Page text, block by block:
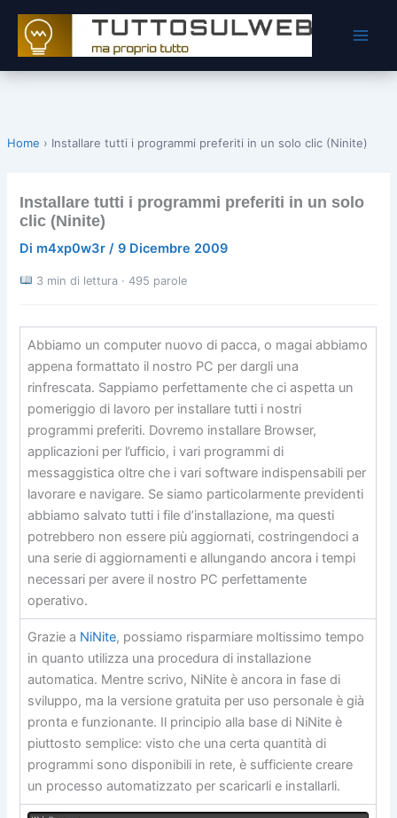
contenuto
Home › Installare tutti i programmi preferiti in un solo clic (Ninite)
Installare tutti i programmi preferiti in un solo
clic (Ninite)
Di m4xp0w3r/9 Dicembre 2009
3 min di lettura · 495 parole
Abbiamo un computer nuovo di pacca, o magai abbiamo
appena formattato il nostro PC per dargli una
rinfrescata. Sappiamo perfettamente che ci aspetta un
pomeriggio di lavoro per installare tutti i nostri
programmi preferiti. Dovremo installare Browser,
applicazioni per l’ufficio, i vari programmi di
messaggistica oltre che i vari software indispensabili per
lavorare e navigare. Se siamo particolarmente previdenti
abbiamo salvato tutti i file d’installazione, ma questi
potrebbero non essere più aggiornati, costringendoci a
una serie di aggiornamenti e allungando ancora i tempi
necessari per avere il nostro PC perfettamente
operativo.
Grazie a NiNite, possiamo risparmiare moltissimo tempo
in quanto utilizza una procedura di installazione
automatica. Mentre scrivo, NiNite è ancora in fase di
sviluppo, ma la versione gratuita per uso personale è già
pronta e funzionante. Il principio alla base di NiNite è
piuttosto semplice: visto che una certa quantità di
programmi sono disponibili in rete, è sufficiente creare
un processo automatizzato per scaricarli e installarli.